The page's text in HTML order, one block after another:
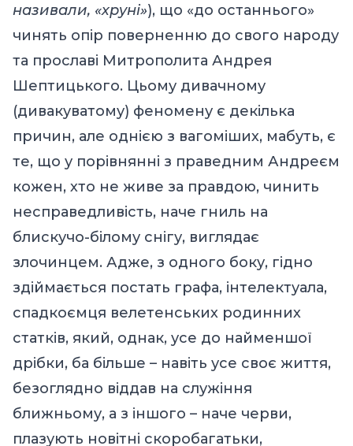
називали, «хруні»), що «до останнього»
чинять опір поверненню до свого народу
та прославі Митрополита Андрея
Шептицького. Цьому дивачному
(дивакуватому) феномену є декілька
причин, але однією з вагоміших, мабуть, є
те, що у порівнянні з праведним Андреєм
кожен, хто не живе за правдою, чинить
несправедливість, наче гниль на
блискучо-білому снігу, виглядає
злочинцем. Адже, з одного боку, гідно
здіймається постать графа, інтелектуала,
спадкоємця велетенських родинних
статків, який, однак, усе до найменшої
дрібки, ба більше – навіть усе своє життя,
безоглядно віддав на служіння
ближньому, а з іншого – наче черви,
плазують новітні скоробагатьки,